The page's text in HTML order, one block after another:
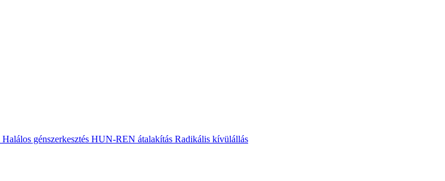
Halálos génszerkesztés HUN-REN átalakítás Radikális kívülállás